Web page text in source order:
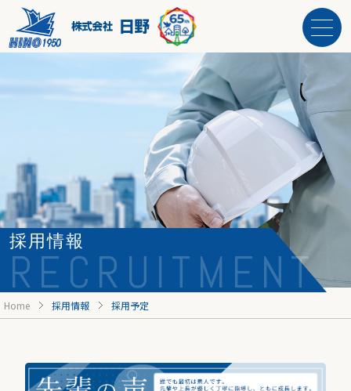
採用情報
RECRUITMENT
Home 採用情報 採用予定